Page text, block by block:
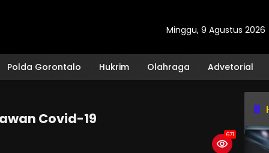
Minggu, 9 Agustus 2026
Polda Gorontalo Hukrim Olahraga Advetorial
Covid-19
671